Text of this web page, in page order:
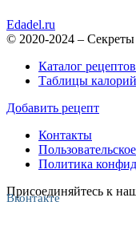
Edadel.ru
© 2020-2024 –
Каталог
Таблицы
Добавить рецепт
Контакты
Политика
Присоединяйтесь к
Вконтакте